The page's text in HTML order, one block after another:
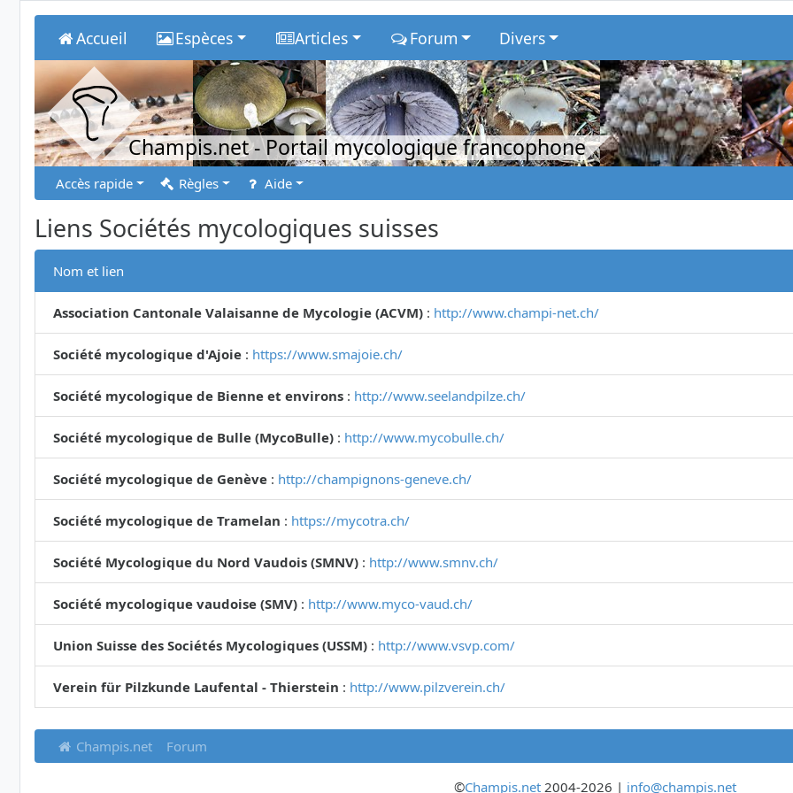
Accueil Espèces Articles Forum Divers
Champis.net- Portail mycologique francophone
Accès rapide Règles Aide
Liens Sociétés mycologiques suisses
Nom et lien
Association Cantonale Valaisanne de Mycologie (ACVM) : http://www.champi-net.ch/
Société mycologique d'Ajoie : https://www.smajoie.ch/
Société mycologique de Bienne et environs : http://www.seelandpilze.ch/
Société mycologique de Bulle (MycoBulle) : http://www.mycobulle.ch/
Société mycologique de Genève : http://champignons-geneve.ch/
Société mycologique de Tramelan : https://mycotra.ch/
Société Mycologique du Nord Vaudois (SMNV) : http://www.smnv.ch/
Société mycologique vaudoise (SMV) : http://www.myco-vaud.ch/
Union Suisse des Sociétés Mycologiques (USSM) : http://www.vsvp.com/
Verein für Pilzkunde Laufental - Thierstein : http://www.pilzverein.ch/
Champis.net Forum
©Champis.net2004-2026 | info@champis.net